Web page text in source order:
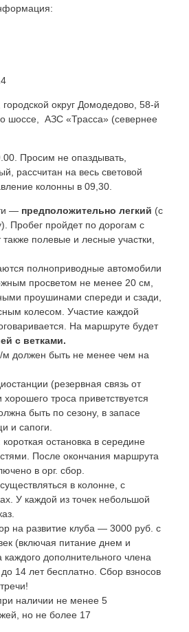
городской округ Домодедово, 58-й
шоссе, АЗС «Трасса» (севернее
Просим не опаздывать,
рассчитан на весь световой
колонны в 09,30.
— предположительно легкий (с
Пробег пройдет по дорогам с
полевые и лесные участки,
полноприводные автомобили
просветом не менее 20 см,
проушинами спереди и сзади,
колесом. Участие каждой
На маршруте будет
с ветками.
м должен быть не менее чем на
(резервная связь от
троса приветствуется
быть по сезону, в запасе
и сапоги.
остановка в середине
После окончания маршрута
в орг. сбор.
в колонне, с
У каждой из точек небольшой
на развитие клуба — 3000 руб. с
(включая питание днем и
дополнительного члена
14 лет бесплатно. Сбор взносов
наличии не менее 5
но не более 17